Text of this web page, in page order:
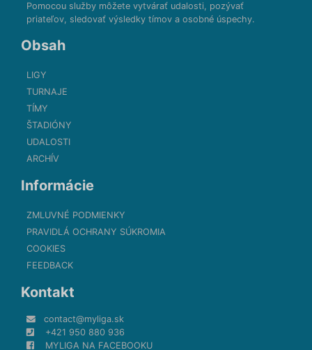
Pomocou služby môžete vytvárať udalosti, pozývať
priateľov, sledovať výsledky tímov a osobné úspechy.
Obsah
LIGY
TURNAJE
TÍMY
ŠTADIÓNY
UDALOSTI
ARCHÍV
Informácie
ZMLUVNÉ PODMIENKY
PRAVIDLÁ OCHRANY SÚKROMIA
COOKIES
FEEDBACK
Kontakt
contact@myliga.sk
+421 950 880 936
MYLIGA NA FACEBOOKU